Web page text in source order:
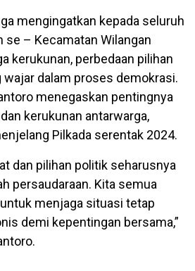
mengingatkan kepada seluruh
se – Kecamatan Wilangan
kerukunan, perbedaan pilihan
wajar dalam proses demokrasi.
menegaskan pentingnya
kerukunan antarwarga,
Pilkada serentak 2024.
dan pilihan politik seharusnya
persaudaraan. Kita semua
menjaga situasi tetap
demi kepentingan bersama,”